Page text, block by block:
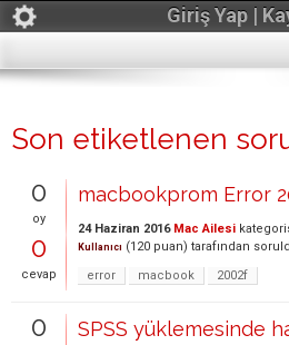
Giriş Yap |
Son etiketlenen
0
oy
0
cevap
macbookprom Error
24 Haziran 2016 Mac Ailesi
Kullanıcı (120 puan) tarafından
error
macbook 2002f
0
SPSS yüklemesinde